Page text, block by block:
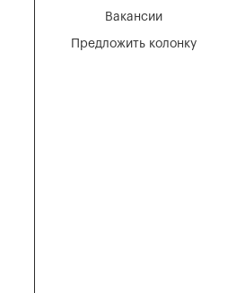
Вакансии
Предложить колонку